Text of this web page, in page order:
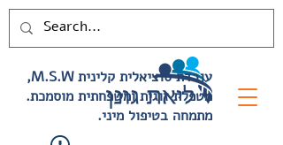
,M.S.W עובדת סוציאלית קלינית
.מטפלת זוגית ומשפחתית מוסמכת
.מתמחה בטיפול מיני